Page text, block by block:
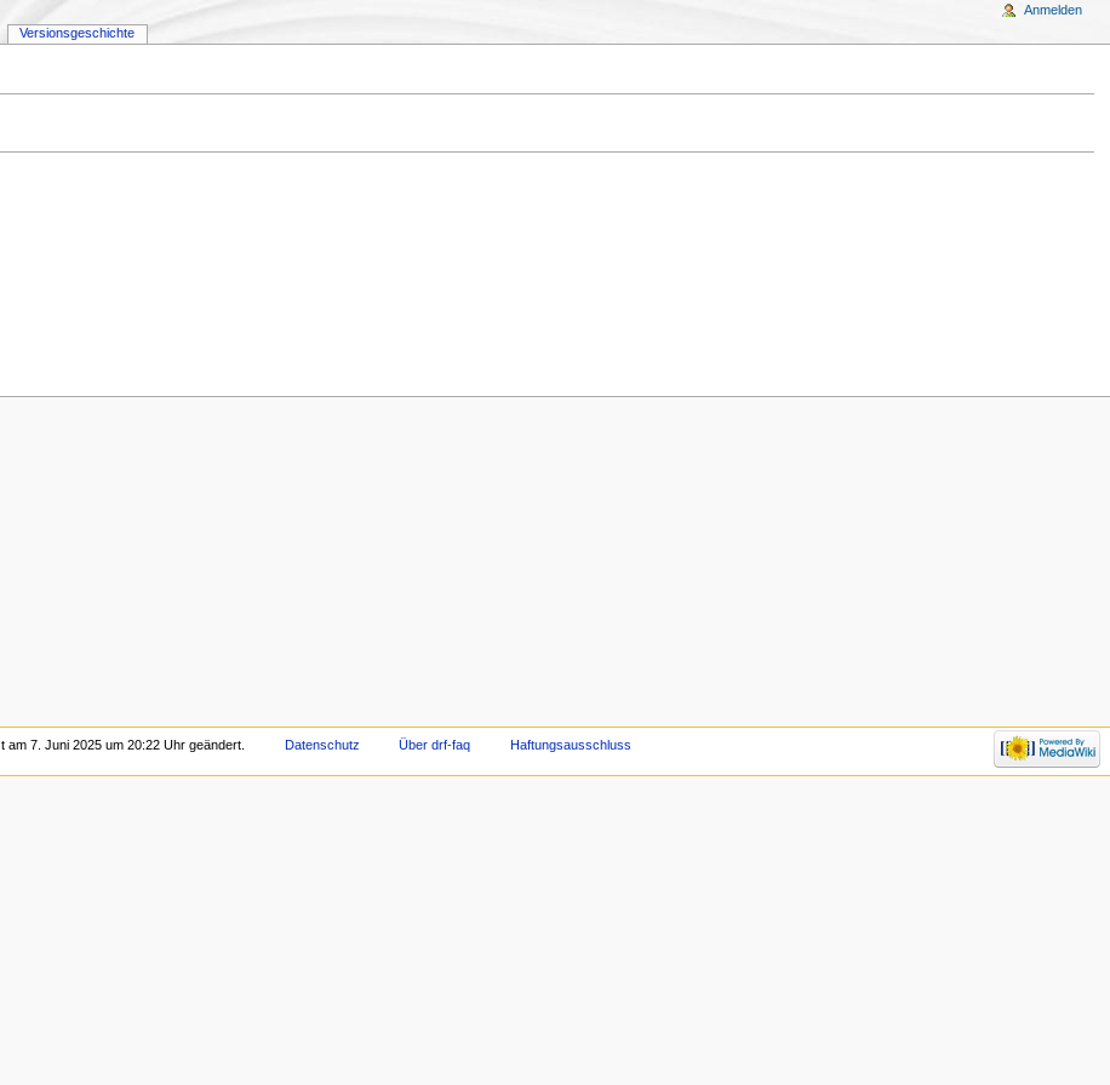
Versionsgeschichte
Anmelden
am 7. Juni 2025 um 20:22 Uhr geändert. Datenschutz Über drf-faq Haftungsausschluss